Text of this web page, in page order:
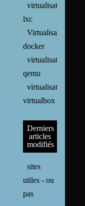
virtualisation :
lxc
Virtualisation :
docker
virtualisation :
qemu
virtualisation :
virtualbox
Derniers
articles
modifiés
sites
utiles - ou
pas